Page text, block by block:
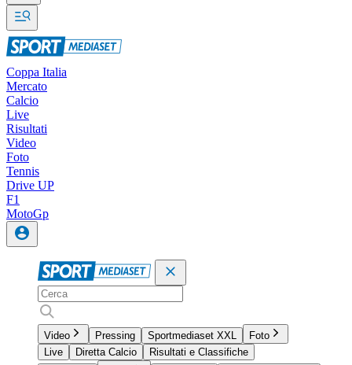
Coppa Italia
Mercato
Calcio
Live
Risultati
Video
Foto
Tennis
Drive UP
F1
MotoGp
Video Pressing Sportmediaset XXL
Foto
Live
Diretta Calcio
Risultati e Classifiche